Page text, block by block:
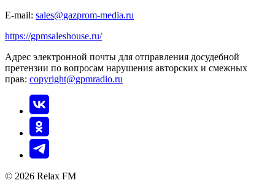
E-mail: sales@gazprom-media.ru
https://gpmsaleshouse.ru/
Адрес электронной почты для отправления досудебной
претензии по вопросам нарушения авторских и смежных
прав: copyright@gpmradio.ru
© 2026 Relax FM